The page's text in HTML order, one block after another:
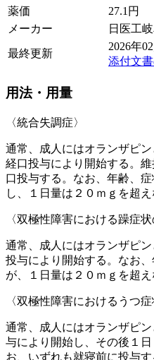
薬価
27.1 円
メーカー
日医工
最終更新
2026年
添付文
用法・用量
〈統合失調症〉
通常、成人にはオランザピ
経口投与により開始する。
口投与する。なお、年齢、
し、１日量は２０ｍｇを超え
〈双極性障害における躁症状
通常、成人にはオランザピ
投与により開始する。なお
が、１日量は２０ｍｇを超え
〈双極性障害におけるうつ症
通常、成人にはオランザピ
与により開始し、その後１
お、いずれも就寝前に投与